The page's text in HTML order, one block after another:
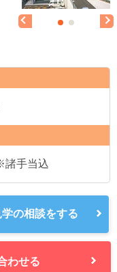
諸手当込
の相談をする
わせる